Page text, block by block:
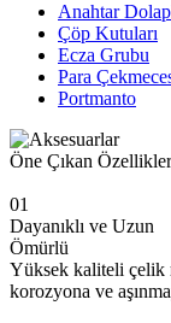
Anahtar
Çöp Kutuları
Ecza Grubu
Para
Portmanto
Öne Çıkan
01
Dayanıklı ve Uzun
Ömürlü
Yüksek kaliteli çelik
korozyona ve